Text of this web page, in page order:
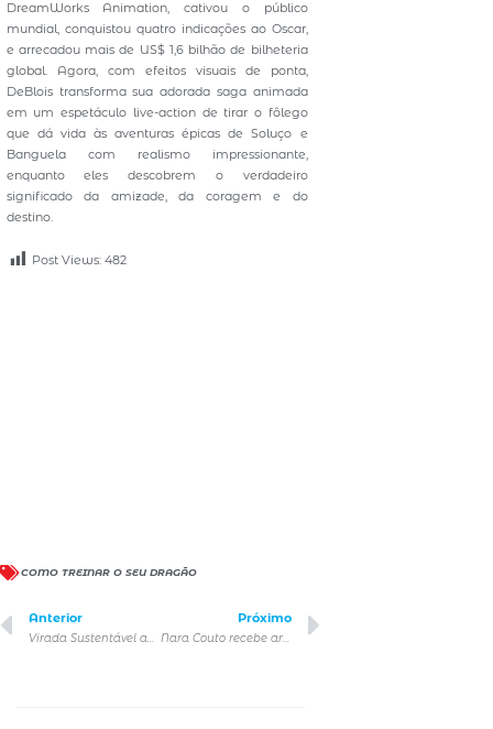
DreamWorks Animation, cativou o público
mundial, conquistou quatro indicações ao Oscar,
e arrecadou mais de US$ 1,6 bilhão de bilheteria
global. Agora, com efeitos visuais de ponta,
DeBlois transforma sua adorada saga animada
em um espetáculo live-action de tirar o fôlego
que dá vida às aventuras épicas de Soluço e
Banguela com realismo impressionante,
enquanto eles descobrem o verdadeiro
significado da amizade, da coragem e do
destino.
Post Views: 482
COMO TREINAR O SEU DRAGÃO
Anterior
Virada Sustentável apresenta exposições inéditas para dar início à programação deste ano em São Paulo
Próximo
Nara Couto recebe artistas africanos em show na CAIXA Cultural São Paulo